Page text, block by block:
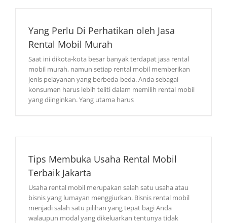
Yang Perlu Di Perhatikan oleh Jasa
Rental Mobil Murah
Saat ini dikota-kota besar banyak terdapat jasa rental
mobil murah, namun setiap rental mobil memberikan
jenis pelayanan yang berbeda-beda. Anda sebagai
konsumen harus lebih teliti dalam memilih rental mobil
yang diinginkan. Yang utama harus
Tips Membuka Usaha Rental Mobil
Terbaik Jakarta
Usaha rental mobil merupakan salah satu usaha atau
bisnis yang lumayan menggiurkan. Bisnis rental mobil
menjadi salah satu pilihan yang tepat bagi Anda
walaupun modal yang dikeluarkan tentunya tidak